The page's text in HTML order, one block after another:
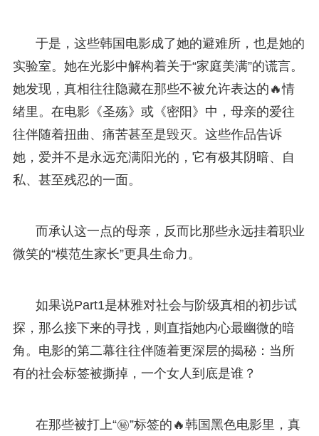
于是，这些韩国电影成了她的避难所，也是她的
实验室。她在光影中解构着关于“家庭美满”的谎言。
她发现，真相往往隐藏在那些不被允许表达的🔥情
绪里。在电影《圣殇》或《密阳》中，母亲的爱往
往伴随着扭曲、痛苦甚至是毁灭。这些作品告诉
她，爱并不是永远充满阳光的，它有极其阴暗、自
私、甚至残忍的一面。
而承认这一点的母亲，反而比那些永远挂着职业
微笑的“模范生家长”更具生命力。
如果说Part1是林雅对社会与阶级真相的初步试
探，那么接下来的寻找，则直指她内心最幽微的暗
角。电影的第二幕往往伴随着更深层的揭秘：当所
有的社会标签被撕掉，一个女人到底是谁？
在那些被打上“㊙️”标签的🔥韩国黑色电影里，真